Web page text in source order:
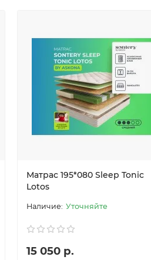
Матрас 195*080 Sleep Tonic
Lotos
Уточняйте
15 050 р.